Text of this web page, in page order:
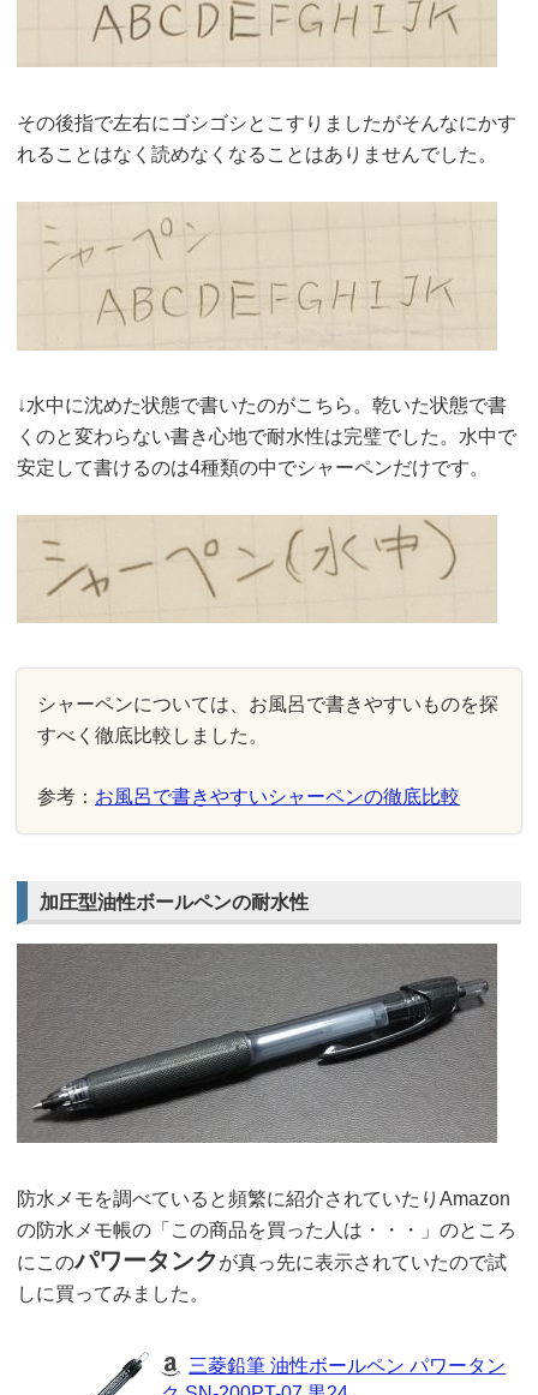
その後指で左右にゴシゴシとこすりましたがそんなにかす
れることはなく読めなくなることはありませんでした。
↓水中に沈めた状態で書いたのがこちら。乾いた状態で書
くのと変わらない書き心地で耐水性は完璧でした。水中で
安定して書けるのは4種類の中でシャーペンだけです。
シャーペンについては、お風呂で書きやすいものを探
すべく徹底比較しました。
参考： お風呂で書きやすいシャーペンの徹底比較
加圧型油性ボールペンの耐水性
防水メモを調べていると頻繁に紹介されていたりAmazon
の防水メモ帳の「この商品を買った人は・・・」のところ
にこのパワータンクが真っ先に表示されていたので試
しに買ってみました。
三菱鉛筆 油性ボールペン パワータン